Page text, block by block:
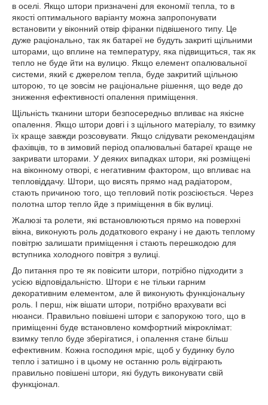
в оселі. Якщо штори призначені для економії тепла, то в
якості оптимального варіанту можна запропонувати
встановити у віконний отвір фіранки підвішеного типу. Це
дуже раціонально, так як батареї не будуть закриті щільними
шторами, що вплине на температуру, яка підвищиться, так як
тепло не буде йти на вулицю. Якщо елемент опалювальної
системи, який є джерелом тепла, буде закритий щільною
шторою, то це зовсім не раціональне рішення, що веде до
зниження ефективності опалення приміщення.
Щільність тканини штори безпосередньо впливає на якісне
опалення. Якщо штори довгі і з щільного матеріалу, то взимку
їх краще завжди розсовувати. Якщо слідувати рекомендаціям
фахівців, то в зимовий період опалювальні батареї краще не
закривати шторами. У деяких випадках штори, які розміщені
на віконному отворі, є негативним фактором, що впливає на
тепловіддачу. Штори, що висять прямо над радіатором,
стають причиною того, що тепловий потік розсіюється. Через
полотна штор тепло йде з приміщення в бік вулиці.
Жалюзі та ролети, які встановлюються прямо на поверхні
вікна, виконують роль додаткового екрану і не дають теплому
повітрю залишати приміщення і стають перешкодою для
вступника холодного повітря з вулиці.
До питання про те як повісити штори, потрібно підходити з
усією відповідальністю. Штори є не тільки гарним
декоративним елементом, але й виконують функціональну
роль. І перш, ніж вішати штори, потрібно врахувати всі
нюанси. Правильно повішені штори є запорукою того, що в
приміщенні буде встановлено комфортний мікроклімат:
взимку тепло буде зберігатися, і опалення стане більш
ефективним. Кожна господиня мріє, щоб у будинку було
тепло і затишно і в цьому не останню роль відіграють
правильно повішені штори, які будуть виконувати свій
функціонал.